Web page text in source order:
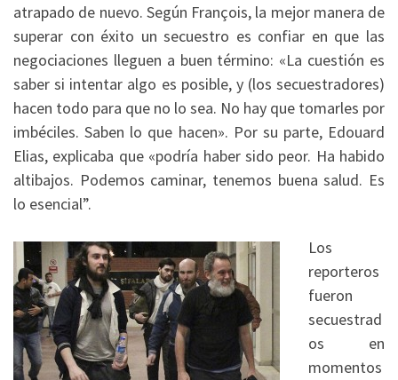
atrapado de nuevo. Según François, la mejor manera de
superar con éxito un secuestro es confiar en que las
negociaciones lleguen a buen término: «La cuestión es
saber si intentar algo es posible, y (los secuestradores)
hacen todo para que no lo sea. No hay que tomarles por
imbéciles. Saben lo que hacen». Por su parte, Edouard
Elias, explicaba que «podría haber sido peor. Ha habido
altibajos. Podemos caminar, tenemos buena salud. Es
lo esencial”.
Los
reporteros
fueron
secuestrad
os en
momentos